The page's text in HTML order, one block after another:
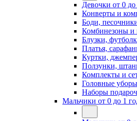
Девочки от 0 до
Конверты и
Боди,
Комбинезоны и
Блузки,
Платья,
Куртки,
Ползунки,
Комплекты и
Головные уборы
Наборы
Мальчики от 0 до 1